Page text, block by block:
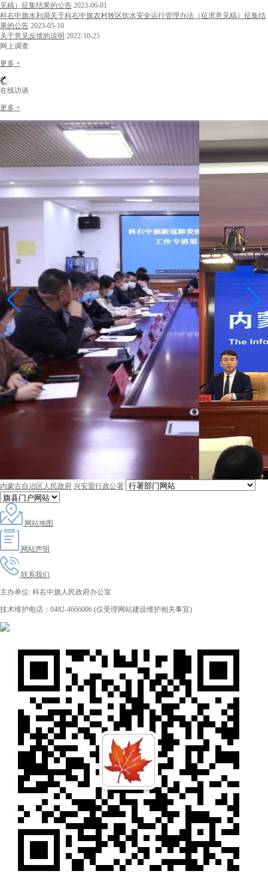
见稿）征集结果的公告 2023-06-01
科右中旗水利局关于科右中旗农村牧区饮水安全运行管理办法（征求意见稿）征集结
果的公告 2023-05-10
关于意见反馈的说明 2022-10-25
网上调查
更多 +
在线访谈
更多 +
内蒙古自治区人民政府 兴安盟行政公署
网站地图
网站声明
联系我们
主办单位: 科右中旗人民政府办公室
技术维护电话：0482-4666006 (仅受理网站建设维护相关事宜)